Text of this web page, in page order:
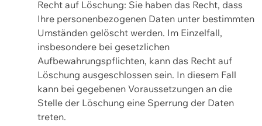
Recht auf Löschung: Sie haben das Recht, dass
Ihre personenbezogenen Daten unter bestimmten
Umständen gelöscht werden. Im Einzelfall,
insbesondere bei gesetzlichen
Aufbewahrungspflichten, kann das Recht auf
Löschung ausgeschlossen sein. In diesem Fall
kann bei gegebenen Voraussetzungen an die
Stelle der Löschung eine Sperrung der Daten
treten.